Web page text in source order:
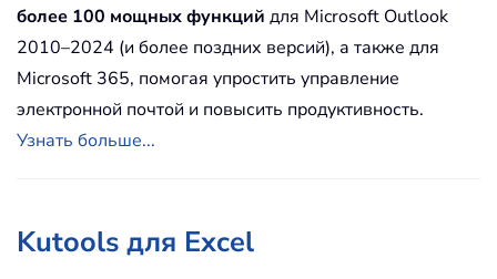
более 100 мощных функций для Microsoft Outlook
2010–2024 (и более поздних версий), а также для
Microsoft 365, помогая упростить управление
электронной почтой и повысить продуктивность.
Узнать больше...
Kutools для Excel